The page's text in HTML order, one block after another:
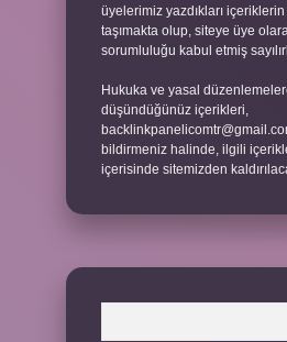
üyelerimiz yazdıkları
taşımakta olup, siteye üye
sorumluluğu kabul etmiş
Hukuka ve yasal
düşündüğünüz içerikleri,
bildirmeniz halinde, ilgili
içerisinde sitemizden